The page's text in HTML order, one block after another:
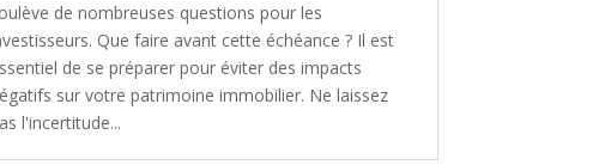
de nombreuses questions pour les
Que faire avant cette échéance ? Il est
de se préparer pour éviter des impacts
sur votre patrimoine immobilier. Ne laissez
l'incertitude...